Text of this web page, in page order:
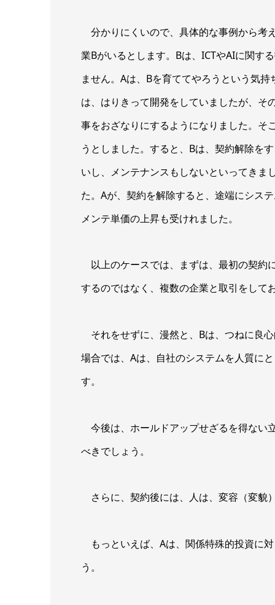
分かりにくいので、具体的な事例から考
業Bがいるとします。Bは、ICTやAIに関す
ません。Aは、Bを育ててやろうという気
は、はりきって開発をしていましたが、そ
事をおざなりにするようになりました。そ
うとしました。すると、Bは、契約解除を
いし、メンテナンスもしないといってきま
た。Aが、契約を解除すると、途端にシス
メンテ単価の上昇も受けれました。
以上のケースでは、まずは、最初の契約
するのではなく、複数の企業と取引をして
それをせずに、漫然と、Bは、つねに良
場合では、Aは、自社のシステムを人質に
す。
今後は、ホールドアップせざるを得ない
べきでしょう。
さらに、契約後には、人は、変容（変貌
もっといえば、Aは、関係特殊的投資に
う。